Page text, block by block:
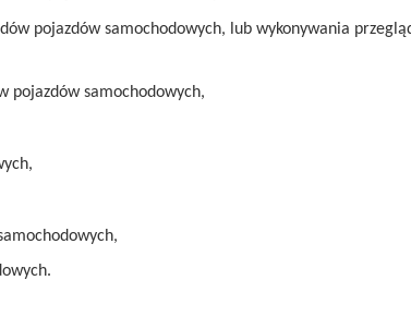
pojazdów samochodowych, lub wykonywania
pojazdów samochodowych,